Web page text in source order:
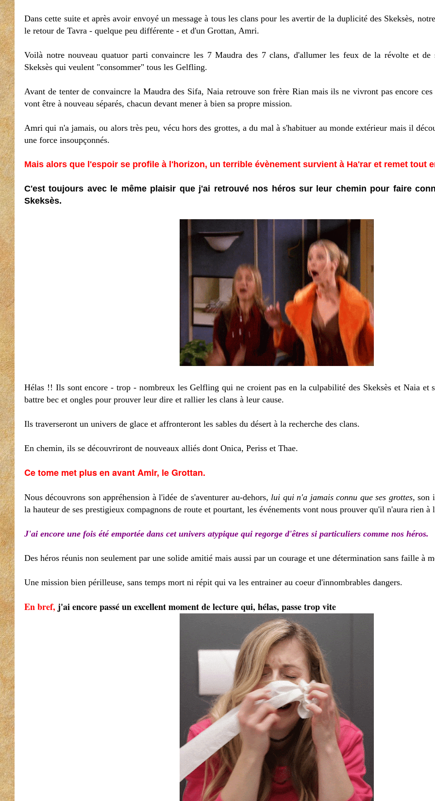
Dans cette suite et après avoir envoyé un message à tous les clans pour les avertir de la duplicité des Skeksès,
le retour de Tavra - quelque peu différente - et d'un Grottan, Amri.
Voilà notre nouveau quatuor parti convaincre les 7 Maudra des 7 clans, d'allumer les feux de la révolte et de
Skeksès qui veulent "consommer" tous les Gelfling.
Avant de tenter de convaincre la Maudra des Sifa, Naia retrouve son frère Rian mais ils ne vivront pas encore ces
vont être à nouveau séparés, chacun devant mener à bien sa propre mission.
Amri qui n'a jamais, ou alors très peu, vécu hors des grottes, a du mal à s'habituer au monde extérieur mais il
une force insoupçonnés.
Mais alors que l'espoir se profile à l'horizon, un terrible évènement survient à Ha'rar et remet tout
C'est toujours avec le même plaisir que j'ai retrouvé nos héros sur leur chemin pour faire
Skeksès.
Hélas !! Ils sont encore - trop - nombreux les Gelfling qui ne croient pas en la culpabilité des Skeksès et Naia et
battre bec et ongles pour prouver leur dire et rallier les clans à leur cause.
Ils traverseront un univers de glace et affronteront les sables du désert à la recherche des clans.
En chemin, ils se découvriront de nouveaux alliés dont Onica, Periss et Thae.
Ce tome met plus en avant Amir, le Grottan.
Nous découvrons son appréhension à l'idée de s'aventurer au-dehors, lui qui n'a jamais connu que ses grottes, son
la hauteur de ses prestigieux compagnons de route et pourtant, les événements vont nous prouver qu'il n'aura rien à
J'ai encore une fois été emportée dans cet univers atypique qui regorge d'êtres si particuliers comme nos héros.
Des héros réunis non seulement par une solide amitié mais aussi par un courage et une détermination sans faille à
Une mission bien périlleuse, sans temps mort ni répit qui va les entrainer au coeur d'innombrables dangers.
En bref, j'ai encore passé un excellent moment de lecture qui, hélas, passe trop vite